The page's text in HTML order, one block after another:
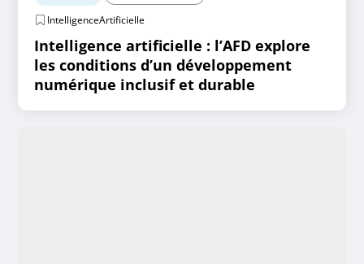
IntelligenceArtificielle
Intelligence artificielle : l’AFD explore
les conditions d’un développement
numérique inclusif et durable